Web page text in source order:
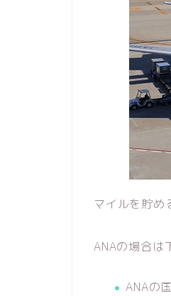
マイルを貯め
ANAの場合は
ANAの